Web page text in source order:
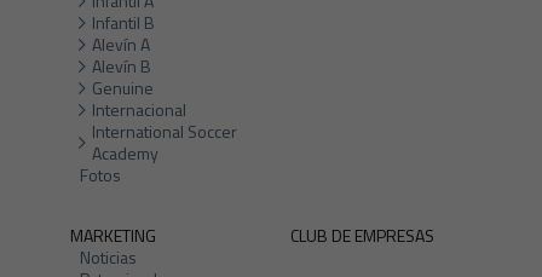
Infantil B
Alevín A
Alevín B
Genuine
Internacional
International Soccer
Academy
Fotos
MARKETING
Noticias
CLUB DE EMPRESAS